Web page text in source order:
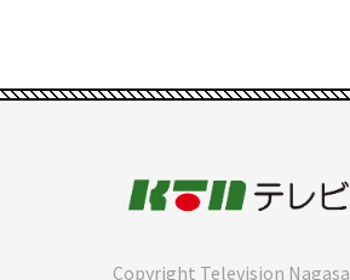
Copyright Television